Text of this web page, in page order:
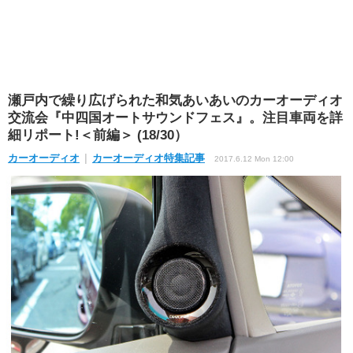
瀬戸内で繰り広げられた和気あいあいのカーオーディオ
交流会『中四国オートサウンドフェス』。注目車両を詳
細リポート!＜前編＞ (18/30）
カーオーディオ カーオーディオ特集記事 2017.6.12 Mon 12:00